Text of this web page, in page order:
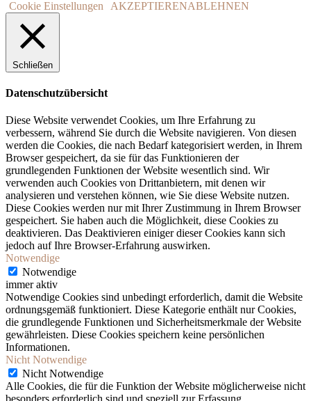
Cookie Einstellungen
AKZEPTIERENABLEHNEN
Schließen
Datenschutzübersicht
Diese Website verwendet Cookies, um Ihre Erfahrung zu
verbessern, während Sie durch die Website navigieren. Von diesen
werden die Cookies, die nach Bedarf kategorisiert werden, in Ihrem
Browser gespeichert, da sie für das Funktionieren der
grundlegenden Funktionen der Website wesentlich sind. Wir
verwenden auch Cookies von Drittanbietern, mit denen wir
analysieren und verstehen können, wie Sie diese Website nutzen.
Diese Cookies werden nur mit Ihrer Zustimmung in Ihrem Browser
gespeichert. Sie haben auch die Möglichkeit, diese Cookies zu
deaktivieren. Das Deaktivieren einiger dieser Cookies kann sich
jedoch auf Ihre Browser-Erfahrung auswirken.
Notwendige
Notwendige
immer aktiv
Notwendige Cookies sind unbedingt erforderlich, damit die Website
ordnungsgemäß funktioniert. Diese Kategorie enthält nur Cookies,
die grundlegende Funktionen und Sicherheitsmerkmale der Website
gewährleisten. Diese Cookies speichern keine persönlichen
Informationen.
Nicht Notwendige
Nicht Notwendige
Alle Cookies, die für die Funktion der Website möglicherweise nicht